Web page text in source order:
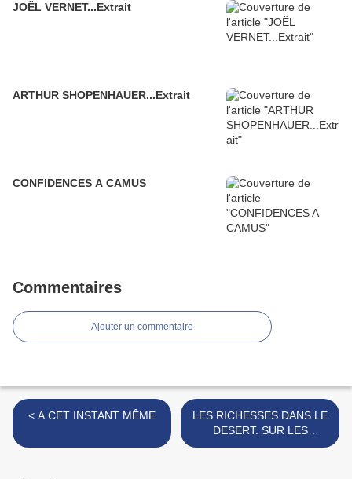
JOËL VERNET...Extrait
ARTHUR SHOPENHAUER...Extrait
CONFIDENCES A CAMUS
Commentaires
Ajouter un commentaire
< A CET INSTANT MÊME
LES RICHESSES DANS LE
DESERT. SUR LES
ROUTES DE LA MEUSE ET